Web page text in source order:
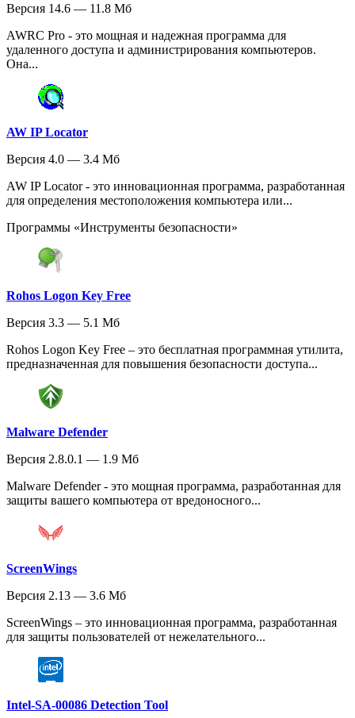
Версия 14.6 — 11.8 Мб
AWRC Pro - это мощная и надежная программа для
удаленного доступа и администрирования компьютеров.
Она...
AW IP Locator
Версия 4.0 — 3.4 Мб
AW IP Locator - это инновационная программа, разработанная
для определения местоположения компьютера или...
Программы «Инструменты безопасности»
Rohos Logon Key Free
Версия 3.3 — 5.1 Мб
Rohos Logon Key Free – это бесплатная программная утилита,
предназначенная для повышения безопасности доступа...
Malware Defender
Версия 2.8.0.1 — 1.9 Мб
Malware Defender - это мощная программа, разработанная для
защиты вашего компьютера от вредоносного...
ScreenWings
Версия 2.13 — 3.6 Мб
ScreenWings – это инновационная программа, разработанная
для защиты пользователей от нежелательного...
Intel-SA-00086 Detection Tool